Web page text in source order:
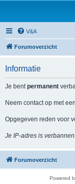
V&A
Forumoverzicht
Informatie
Je bentpermanent
Neem contact op met een
Opgegeven reden voor
Je IP-adres is verbannen.
Forumoverzicht
Powered